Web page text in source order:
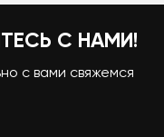
С НАМИ!
с вами свяжемся